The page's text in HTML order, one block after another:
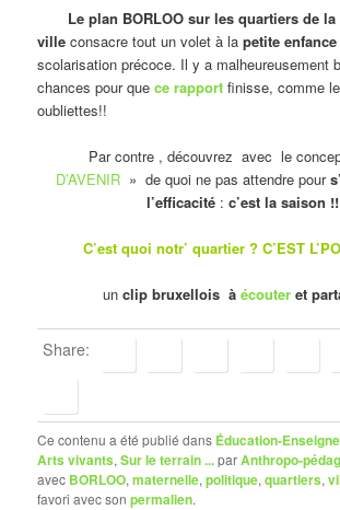
Le plan BORLOO sur les quartiers de la
ville consacre tout un volet à lapetite enfance
scolarisation précoce. Il y a malheureusement
chances pour quece rapport finisse, comme
oubliettes!!
Par contre , découvrez avec le
D’AVENIR » de quoi ne pas attendre pour
l’efficacité : c’est la saison
C’est quoi notr’ quartier ? C’EST
un clip bruxellois à écouter et
Share:
Ce contenu a été publié dans Éducation-
Arts vivants,Sur le terrain ...parAnthropo-
avec BORLOO,maternelle,politique,quartiers,
favori avec sonpermalien.